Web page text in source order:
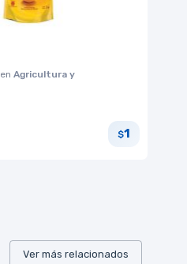
en Agricultura y
$1
Ver más relacionados